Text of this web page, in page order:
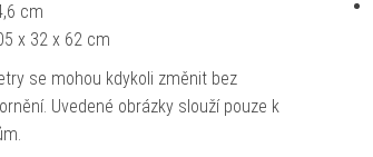
cm
x 32 x 62 cm
se mohou kdykoli změnit bez
Uvedené obrázky slouží pouze k